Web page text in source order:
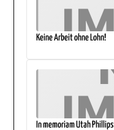
Keine Arbeit ohne Lohn!
In memoriam Utah Phillips